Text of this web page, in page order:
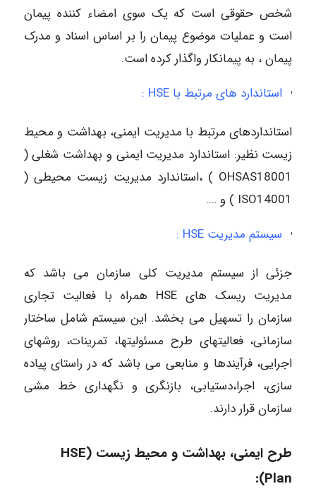
شخص حقوقی است که یک سوی امضاء کننده پیمان
است و عملیات موضوع پیمان را بر اساس اسناد و مدرک
پیمان ، به پیمانکار واگذار کرده است.
استاندارد های مرتبط با HSE :
استانداردهای مرتبط با مدیریت ایمنی، بهداشت و محیط
زیست نظیر: استاندارد مدیریت ایمنی و بهداشت شغلی (
OHSAS18001 ) ،استاندارد مدیریت زیست محیطی (
ISO14001 ) و ….
سیستم مدیریت HSE :
جزئی از سیستم مدیریت کلی سازمان می باشد که
مدیریت ریسک های HSE همراه با فعالیت تجاری
سازمان را تسهیل می بخشد. این سیستم شامل ساختار
سازمانی، فعالیتهای طرح مسئولیتها، تمرینات، روشهای
اجرایی، فرآیندها و منابعی می باشد که در راستای پیاده
سازی، اجرا،دستیابی، بازنگری و نگهداری خط مشی
سازمان قرار دارند.
طرح ایمنی، بهداشت و محیط زیست (HSE
Plan):